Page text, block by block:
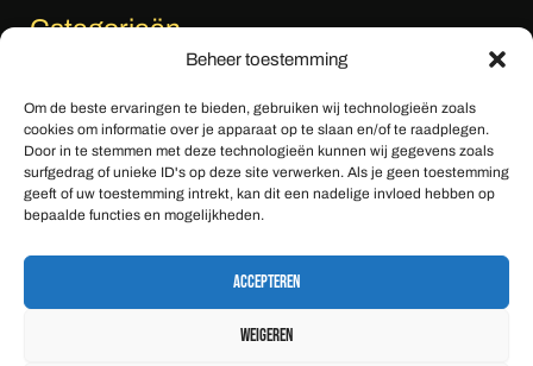
Beheer toestemming
Om de beste ervaringen te bieden, gebruiken wij technologieën zoals
cookies om informatie over je apparaat op te slaan en/of te raadplegen.
Door in te stemmen met deze technologieën kunnen wij gegevens zoals
surfgedrag of unieke ID's op deze site verwerken. Als je geen toestemming
geeft of uw toestemming intrekt, kan dit een nadelige invloed hebben op
bepaalde functies en mogelijkheden.
Accepteren
Weigeren
Categorieën
Cultuur & Media
Economie
Gezondheid & Zorg
Klimaat & Milieu
Sport